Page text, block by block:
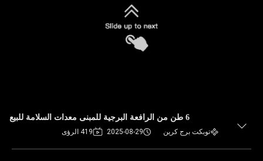
6 طن من الرافعة البرجية للمبنى معدات السلامة للبيع
توبكت برج كرين 2025-08-29 419 الرؤى